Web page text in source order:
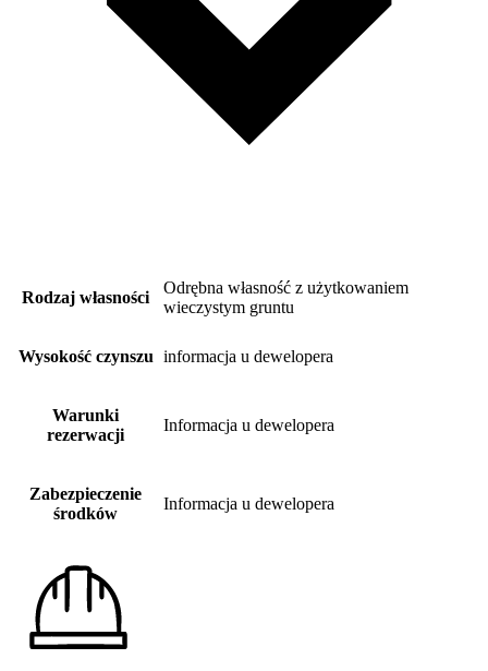
Rodzaj własności
Odrębna własność z użytkowaniem
wieczystym gruntu
Wysokość czynszu informacja u dewelopera
Warunki
rezerwacji
Informacja u dewelopera
Zabezpieczenie
środków
Informacja u dewelopera